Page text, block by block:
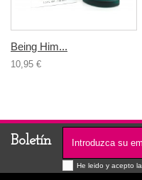
Being Him...
10,95 €
Boletín
He leido y acepto la